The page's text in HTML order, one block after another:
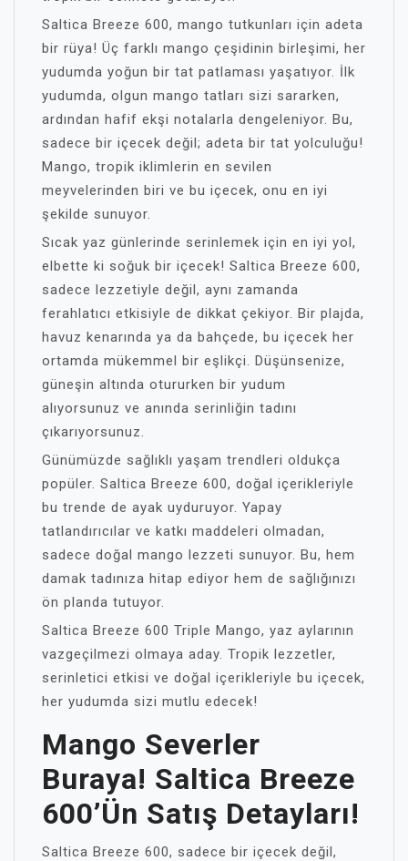
Saltica Breeze 600, mango tutkunları için adeta
bir rüya! Üç farklı mango çeşidinin birleşimi, her
yudumda yoğun bir tat patlaması yaşatıyor. İlk
yudumda, olgun mango tatları sizi sararken,
ardından hafif ekşi notalarla dengeleniyor. Bu,
sadece bir içecek değil; adeta bir tat yolculuğu!
Mango, tropik iklimlerin en sevilen
meyvelerinden biri ve bu içecek, onu en iyi
şekilde sunuyor.
Sıcak yaz günlerinde serinlemek için en iyi yol,
elbette ki soğuk bir içecek! Saltica Breeze 600,
sadece lezzetiyle değil, aynı zamanda
ferahlatıcı etkisiyle de dikkat çekiyor. Bir plajda,
havuz kenarında ya da bahçede, bu içecek her
ortamda mükemmel bir eşlikçi. Düşünsenize,
güneşin altında otururken bir yudum
alıyorsunuz ve anında serinliğin tadını
çıkarıyorsunuz.
Günümüzde sağlıklı yaşam trendleri oldukça
popüler. Saltica Breeze 600, doğal içerikleriyle
bu trende de ayak uyduruyor. Yapay
tatlandırıcılar ve katkı maddeleri olmadan,
sadece doğal mango lezzeti sunuyor. Bu, hem
damak tadınıza hitap ediyor hem de sağlığınızı
ön planda tutuyor.
Saltica Breeze 600 Triple Mango, yaz aylarının
vazgeçilmezi olmaya aday. Tropik lezzetler,
serinletici etkisi ve doğal içerikleriyle bu içecek,
her yudumda sizi mutlu edecek!
Mango Severler
Buraya! Saltica Breeze
600’ün Satış Detayları!
Saltica Breeze 600, sadece bir içecek değil,